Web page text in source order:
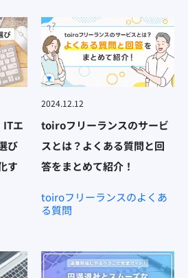
ITエ
び
す
2024.12.12
toiroフリーランスのサービ
スとは？よくある質問と回
答をまとめて紹介！
toiroフリーランスのよくあ
る質問